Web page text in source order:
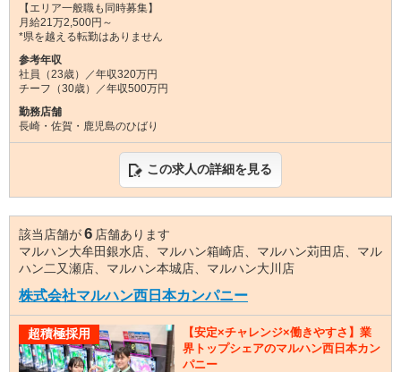
【エリア一般職も同時募集】
月給21万2,500円～
*県を越える転勤はありません
参考年収
社員（23歳）／年収320万円
チーフ（30歳）／年収500万円
勤務店舗
長崎・佐賀・鹿児島のひばり
この求人の詳細を見る
該当店舗が6 店舗あります
マルハン大牟田銀水店、マルハン箱崎店、マルハン苅田店、マル
ハン二又瀬店、マルハン本城店、マルハン大川店
株式会社マルハン西日本カンパニー
超積極採用
【安定×チャレンジ×働きやすさ】業
界トップシェアのマルハン西日本カン
パニー